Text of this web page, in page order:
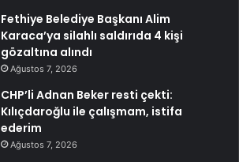
Fethiye Belediye Başkanı Alim
Karaca’ya silahlı saldırıda 4 kişi
gözaltına alındı
Ağustos 7, 2026
CHP’li Adnan Beker resti çekti:
Kılıçdaroğlu ile çalışmam, istifa
ederim
Ağustos 7, 2026